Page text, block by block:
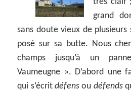
grand
sans doute vieux de
posé sur sa butte. Nous
champs jusqu’à un
Vaumeugne ». D’abord une
qui s’écrit défensou défends